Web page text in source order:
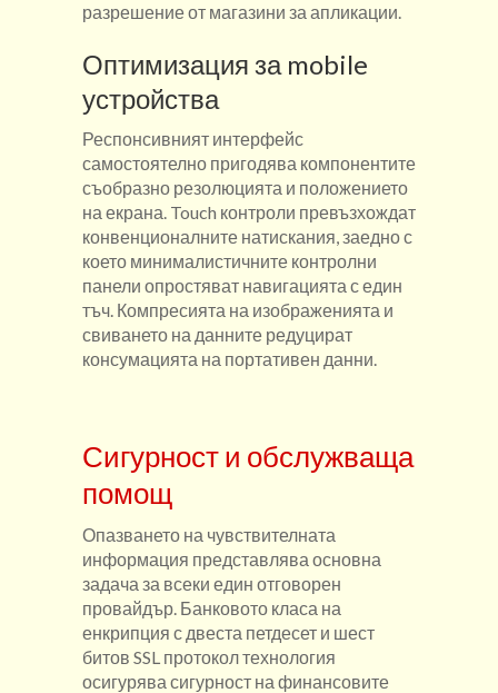
разрешение от магазини за апликации.
Оптимизация за mobile
устройства
Респонсивният интерфейс
самостоятелно пригодява компонентите
съобразно резолюцията и положението
на екрана. Touch контроли превъзхождат
конвенционалните натискания, заедно с
което минималистичните контролни
панели опростяват навигацията с един
тъч. Компресията на изображенията и
свиването на данните редуцират
консумацията на портативен данни.
Сигурност и обслужваща
помощ
Опазването на чувствителната
информация представлява основна
задача за всеки един отговорен
провайдър. Банковото класа на
енкрипция с двеста петдесет и шест
битов SSL протокол технология
осигурява сигурност на финансовите